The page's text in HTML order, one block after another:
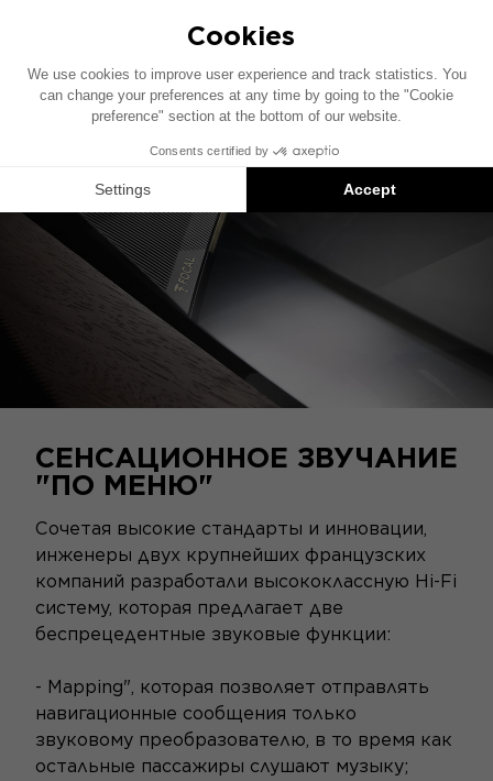
звука, предвещая будущее применение
бортовой акустики.
СЕНСАЦИОННОЕ ЗВУЧАНИЕ
"ПО МЕНЮ"
Сочетая высокие стандарты и инновации,
инженеры двух крупнейших французских
компаний разработали высококлассную Hi-Fi
систему, которая предлагает две
беспрецедентные звуковые функции:
- Mapping", которая позволяет отправлять
навигационные сообщения только
звуковому преобразователю, в то время как
остальные пассажиры слушают музыку;